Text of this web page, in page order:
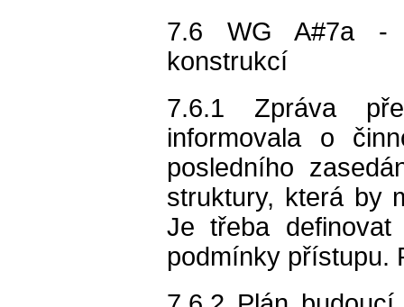
7.6 WG A#7a -
konstrukcí
7.6.1 Zpráva
informovala o
posledního
struktury, která by
Je třeba
podmínky přístupu.